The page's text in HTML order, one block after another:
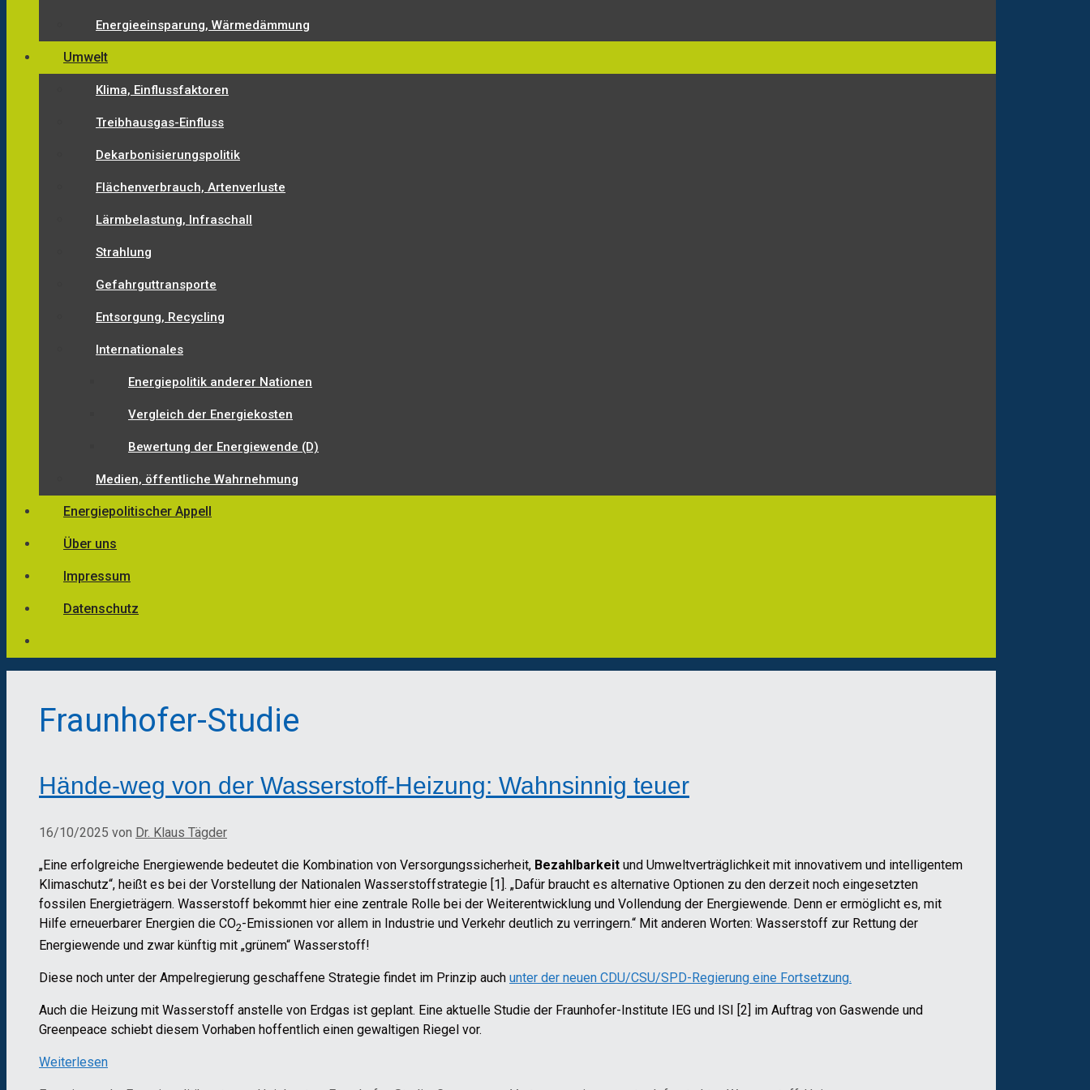
Energieeinsparung, Wärmedämmung
Umwelt
Klima, Einflussfaktoren
Treibhausgas-Einfluss
Dekarbonisierungspolitik
Flächenverbrauch, Artenverluste
Lärmbelastung, Infraschall
Strahlung
Gefahrguttransporte
Entsorgung, Recycling
Internationales
Energiepolitik anderer Nationen
Vergleich der Energiekosten
Bewertung der Energiewende (D)
Medien, öffentliche Wahrnehmung
Energiepolitischer Appell
Über uns
Impressum
Datenschutz
Fraunhofer-Studie
Hände-weg von der Wasserstoff-Heizung: Wahnsinnig teuer
16/10/2025 von Dr. Klaus Tägder
„Eine erfolgreiche Energiewende bedeutet die Kombination von Versorgungssicherheit, Bezahlbarkeit und Umweltverträglichkeit mit innovativem und intelligentem
Klimaschutz“, heißt es bei der Vorstellung der Nationalen Wasserstoffstrategie [1]. „Dafür braucht es alternative Optionen zu den derzeit noch eingesetzten
fossilen Energieträgern. Wasserstoff bekommt hier eine zentrale Rolle bei der Weiterentwicklung und Vollendung der Energiewende. Denn er ermöglicht es, mit
Hilfe erneuerbarer Energien die CO2-Emissionen vor allem in Industrie und Verkehr deutlich zu verringern.“ Mit anderen Worten: Wasserstoff zur Rettung der
Energiewende und zwar künftig mit „grünem“ Wasserstoff!
Diese noch unter der Ampelregierung geschaffene Strategie findet im Prinzip auch unter der neuen CDU/CSU/SPD-Regierung eine Fortsetzung.
Auch die Heizung mit Wasserstoff anstelle von Erdgas ist geplant. Eine aktuelle Studie der Fraunhofer-Institute IEG und ISI [2] im Auftrag von Gaswende und
Greenpeace schiebt diesem Vorhaben hoffentlich einen gewaltigen Riegel vor.
Weiterlesen